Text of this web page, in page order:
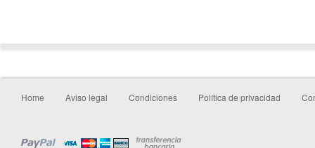
Home Aviso legal Condiciones Política de privacidad